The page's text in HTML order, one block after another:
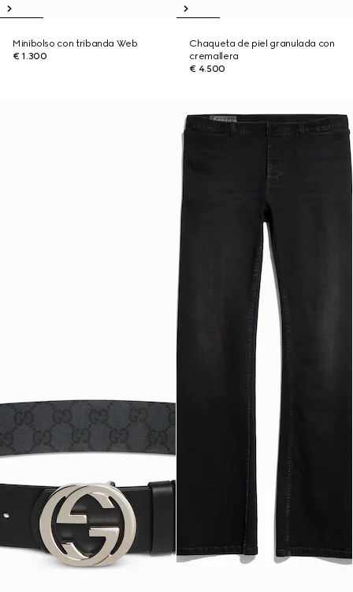
Minibolso con tribanda Web
€ 1.300
Chaqueta de piel granulada con
cremallera
€ 4.500